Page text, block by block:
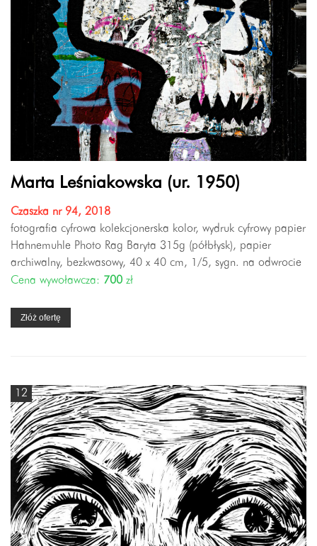
Marta Leśniakowska (ur. 1950)
Czaszka nr 94, 2018
fotografia cyfrowa kolekcjonerska kolor, wydruk cyfrowy papier
Hahnemuhle Photo Rag Baryta 315g (półbłysk), papier
archiwalny, bezkwasowy, 40 x 40 cm, 1/5, sygn. na odwrocie
Cena wywoławcza: 700 zł
Złóż ofertę
12